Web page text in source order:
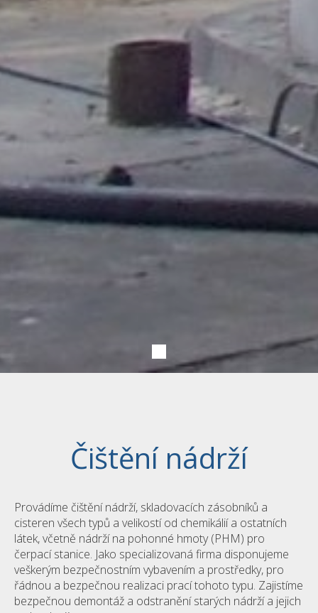
Čištění nádrží
Provádíme čištění nádrží, skladovacích zásobníků a
cisteren všech typů a velikostí od chemikálií a ostatních
látek, včetně nádrží na pohonné hmoty (PHM) pro
čerpací stanice. Jako specializovaná firma disponujeme
veškerým bezpečnostním vybavením a prostředky, pro
řádnou a bezpečnou realizaci prací tohoto typu. Zajistíme
bezpečnou demontáž a odstranění starých nádrží a jejich